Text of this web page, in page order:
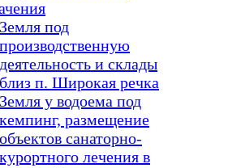
Земля под
производственную
деятельность и склады
близ п. Широкая речка
Земля у водоема под
кемпинг, размещение
объектов санаторно-
курортного лечения в